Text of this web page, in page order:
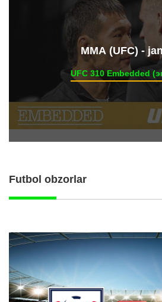
ММА (UFC) -
UFC 310 Embedded
Futbol obzorlar